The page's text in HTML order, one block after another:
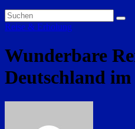
Reise & Erholung
Wunderbare
Deutschland